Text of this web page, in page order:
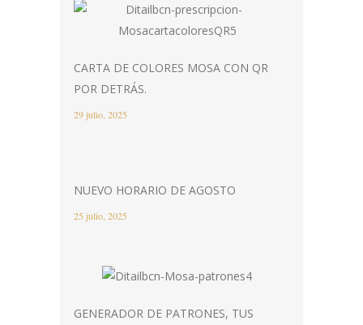
CARTA DE COLORES MOSA CON QR
POR DETRÁS.
29 julio, 2025
NUEVO HORARIO DE AGOSTO
25 julio, 2025
GENERADOR DE PATRONES, TUS